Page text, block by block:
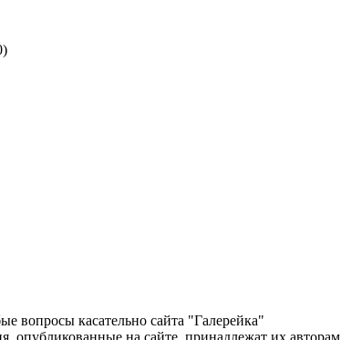
вопросы касательно сайта "Галерейка"